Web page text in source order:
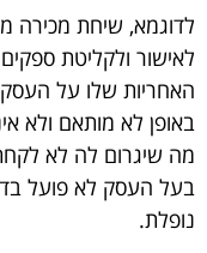
לדוגמא, שיחת מכירה
לאישור ולקליטת
האחריות שלו על
באופן לא מותאם ולא
מה שיגרום לה לא
בעל העסק לא פועל
נופלת.